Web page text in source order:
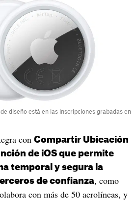
diseño está en las inscripciones grabadas en
con Compartir Ubicación
de iOS que permite
temporal y segura la
de confianza, como
con más de 50 aerolíneas, y